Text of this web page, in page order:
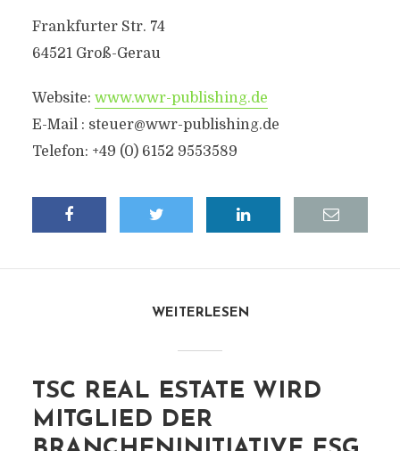
Frankfurter Str. 74
64521 Groß-Gerau
Website: www.wwr-publishing.de
E-Mail : steuer@wwr-publishing.de
Telefon: +49 (0) 6152 9553589
WEITERLESEN
TSC REAL ESTATE WIRD
MITGLIED DER